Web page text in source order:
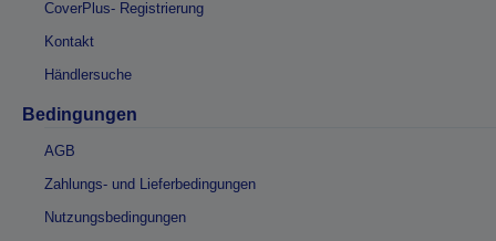
CoverPlus- Registrierung
Kontakt
Händlersuche
Bedingungen
AGB
Zahlungs- und Lieferbedingungen
Nutzungsbedingungen